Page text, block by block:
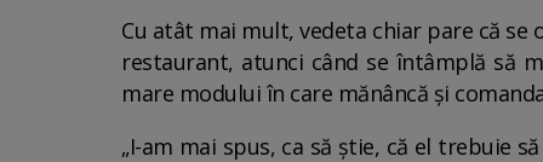
Cu atât mai mult, vedeta chiar pare că se
restaurant, atunci când se întâmplă să
mare modului în care mănâncă și
„I-am mai spus, ca să știe, că el trebuie